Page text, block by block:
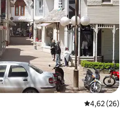
Gemiddelde
4,62 (26)